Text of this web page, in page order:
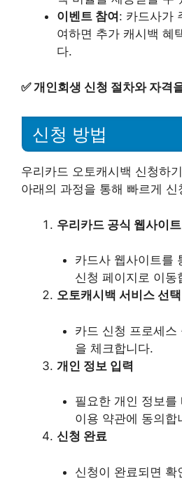
이벤트 참여 : 카드사가
여하면 추가 캐시백 혜
다.
✅개인회생 신청 절차와 자격
신청 방법
우리카드 오토캐시백 신청하
아래의 과정을 통해 빠르게
우리카드 공식 웹사이
카드사 웹사이트를
신청 페이지로 이동
오토캐시백 서비스 선택
카드 신청 프로세스
을 체크합니다.
개인 정보 입력
필요한 개인 정보를
이용 약관에 동의합
신청 완료
신청이 완료되면 확